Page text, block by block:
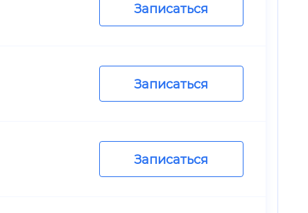
Записаться
Записаться
Записаться